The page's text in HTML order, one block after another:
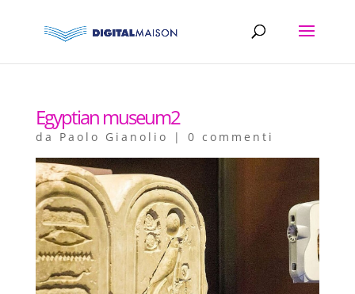
Egyptian museum2
da Paolo Gianolio | 0 commenti